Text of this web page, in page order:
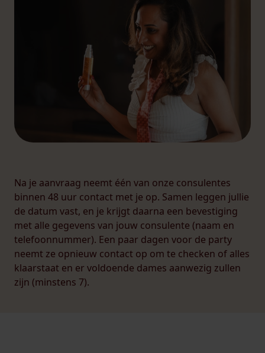
Na je aanvraag neemt één van onze consulentes
binnen 48 uur contact met je op. Samen leggen jullie
de datum vast, en je krijgt daarna een bevestiging
met alle gegevens van jouw consulente (naam en
telefoonnummer). Een paar dagen voor de party
neemt ze opnieuw contact op om te checken of alles
klaarstaat en er voldoende dames aanwezig zullen
zijn (minstens 7).